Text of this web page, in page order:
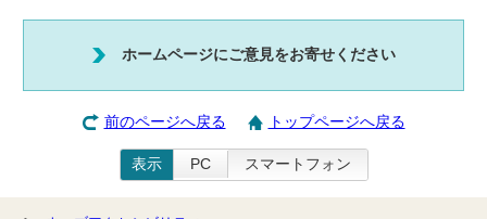
ホームページにご意見をお寄せください
前のページへ戻る トップページへ戻る
表示 PC スマートフォン